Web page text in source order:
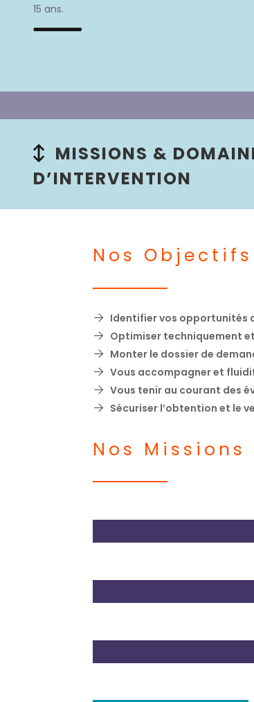
15 ans.
MISSIONS &
D’INTERVENTION
Nos Objectifs
Identifier vos opportunités
Optimiser techniquement
Monter le dossier de
Vous accompagner et
Vous tenir au courant des
Sécuriser l’obtention et le
Nos Missions